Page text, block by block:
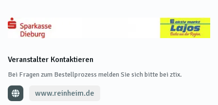
Veranstalter Kontaktieren
Bei Fragen zum Bestellprozess melden Sie sich bitte bei ztix.
www.reinheim.de